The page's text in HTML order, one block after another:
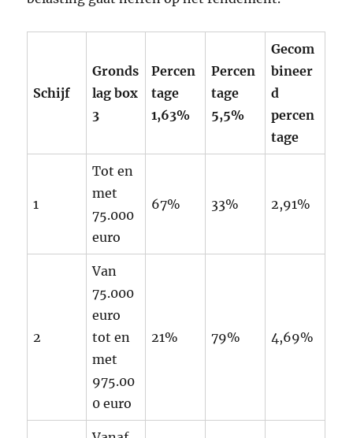
Schijf
Gronds
lag box
3
Percen
tage
1,63%
Percen
tage
5,5%
Gecom
bineer
d
percen
tage
1
Tot en
met
75.000
euro
67% 33% 2,91%
2
Van
75.000
euro
tot en
met
975.00
0 euro
21% 79% 4,69%